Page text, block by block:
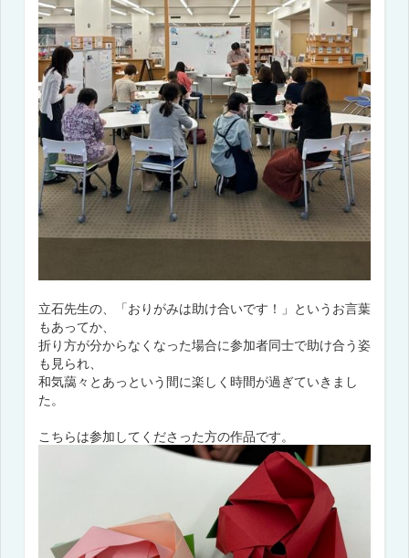
立石先生の、「おりがみは助け合いです！」というお言葉
もあってか、
折り方が分からなくなった場合に参加者同士で助け合う姿
も見られ、
和気藹々とあっという間に楽しく時間が過ぎていきまし
た。
こちらは参加してくださった方の作品です。